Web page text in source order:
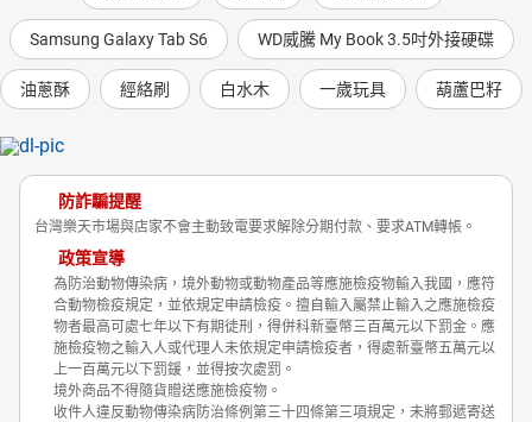
Samsung Galaxy Tab S6 WD威騰 My Book 3.5吋外接硬碟
油蔥酥 經絡刷 白水木 一歲玩具 葫蘆巴籽
防詐騙提醒
台灣樂天市場與店家不會主動致電要求解除分期付款、要求ATM轉帳。
政策宣導
為防治動物傳染病，境外動物或動物產品等應施檢疫物輸入我國，應符
合動物檢疫規定，並依規定申請檢疫。擅自輸入屬禁止輸入之應施檢疫
物者最高可處七年以下有期徒刑，得併科新臺幣三百萬元以下罰金。應
施檢疫物之輸入人或代理人未依規定申請檢疫者，得處新臺幣五萬元以
上一百萬元以下罰鍰，並得按次處罰。
境外商品不得隨貨贈送應施檢疫物。
收件人違反動物傳染病防治條例第三十四條第三項規定，未將郵遞寄送